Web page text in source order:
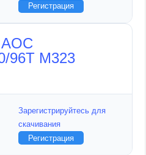
Регистрация
96T M323
Зарегистрируйтесь для
скачивания
Регистрация